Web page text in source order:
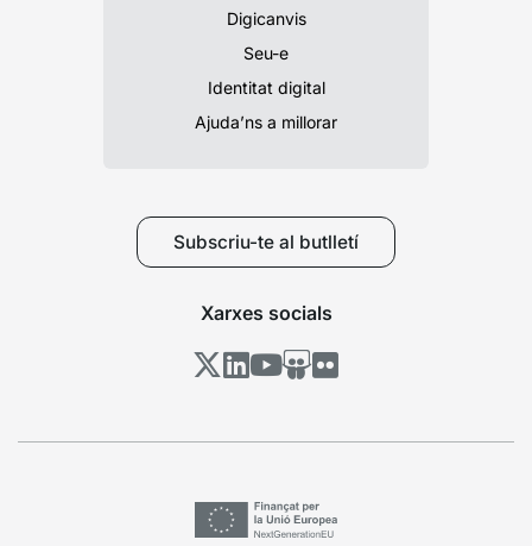
Digicanvis
Seu-e
Identitat digital
Ajuda’ns a millorar
Subscriu-te al butlletí
Xarxes socials